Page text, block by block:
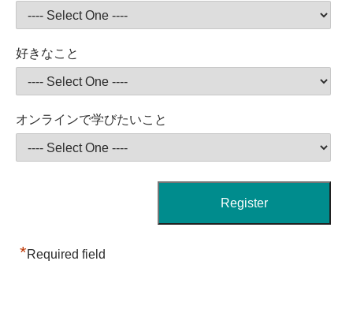
好きなこと
オンラインで学びたいこと
*Required field